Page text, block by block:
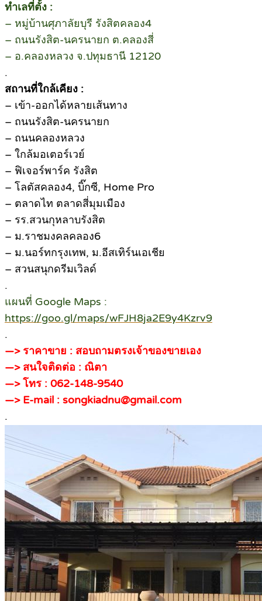
ทำเลที่ตั้ง :
– หมู่บ้านศุภาลัยบุรี รังสิตคลอง4
– ถนนรังสิต-นครนายก ต.คลองสี่
– อ.คลองหลวง จ.ปทุมธานี 12120
.
สถานที่ใกล้เคียง :
– เข้า-ออกได้หลายเส้นทาง
– ถนนรังสิต-นครนายก
– ถนนคลองหลวง
– ใกล้มอเตอร์เวย์
– ฟิเจอร์พาร์ค รังสิต
– โลตัสคลอง4, บิ๊กซี, Home Pro
– ตลาดไท ตลาดสี่มุมเมือง
– รร.สวนกุหลาบรังสิต
– ม.ราชมงคลคลอง6
– ม.นอร์ทกรุงเทพ, ม.อีสเทิร์นเอเชีย
– สวนสนุกดรีมเวิลด์
.
แผนที่ Google Maps :
https://goo.gl/maps/wFJH8ja2E9y4Kzrv9
.
—> ราคาขาย : สอบถามตรงเจ้าของขายเอง
—> สนใจติดต่อ : ณิตา
—> โทร : 062-148-9540
—> E-mail : songkiadnu@gmail.com
.